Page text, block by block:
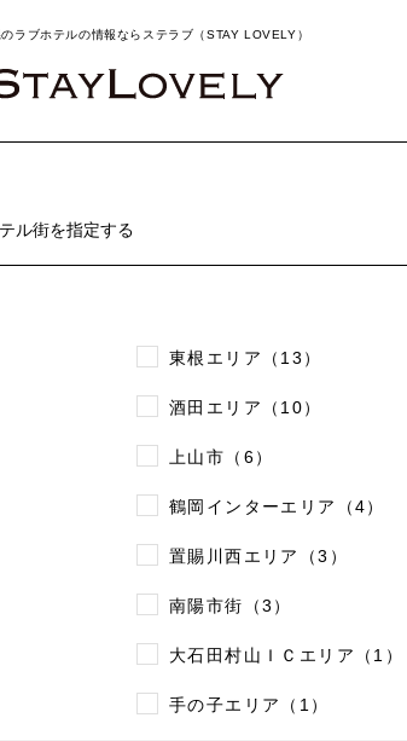
ラブホテルの情報ならステラブ（STAY LOVELY）
ル街を指定する
東根エリア（13）
酒田エリア（10）
上山市（6）
鶴岡インターエリア（4）
置賜川西エリア（3）
南陽市街（3）
大石田村山ＩＣエリア（1）
手の子エリア（1）